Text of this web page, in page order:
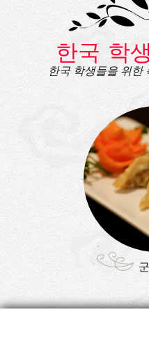
한국 학
한국 학생들을 위